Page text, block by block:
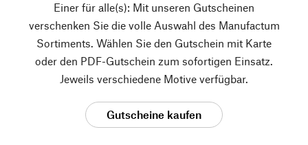
Einer für alle(s): Mit unseren Gutscheinen
verschenken Sie die volle Auswahl des Manufactum
Sortiments. Wählen Sie den Gutschein mit Karte
oder den PDF-Gutschein zum sofortigen Einsatz.
Jeweils verschiedene Motive verfügbar.
Gutscheine kaufen